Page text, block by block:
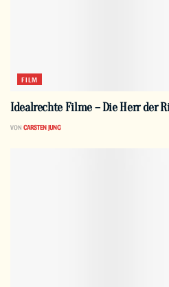
FILM
Idealrechte Filme – Die Herr der
VON CARSTEN JUNG